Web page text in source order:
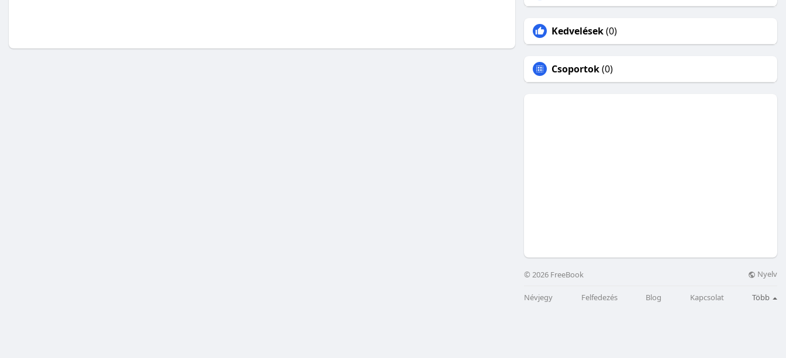
Kedvelések(0)
Csoportok(0)
© 2026 FreeBook Nyelv
Névjegy Felfedezés Blog Kapcsolat Több